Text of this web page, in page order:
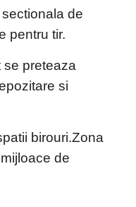
de
pentru tir.
se preteaza
si
birouri.Zona
de